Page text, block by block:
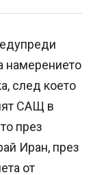
намерението
след което
САЩ в
през
Иран, през
от